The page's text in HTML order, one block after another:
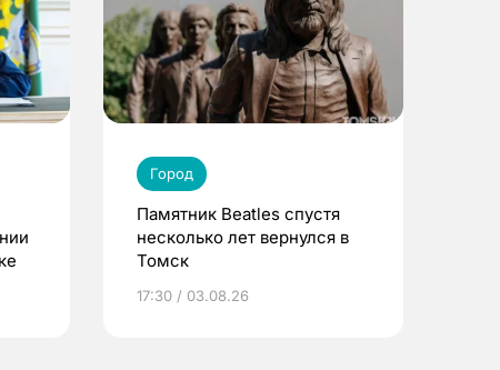
Город
Памятник Beatles спустя
несколько лет вернулся в
Томск
17:30 / 03.08.26